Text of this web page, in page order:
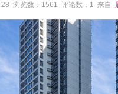
浏览数：1561 评论数：1 来自